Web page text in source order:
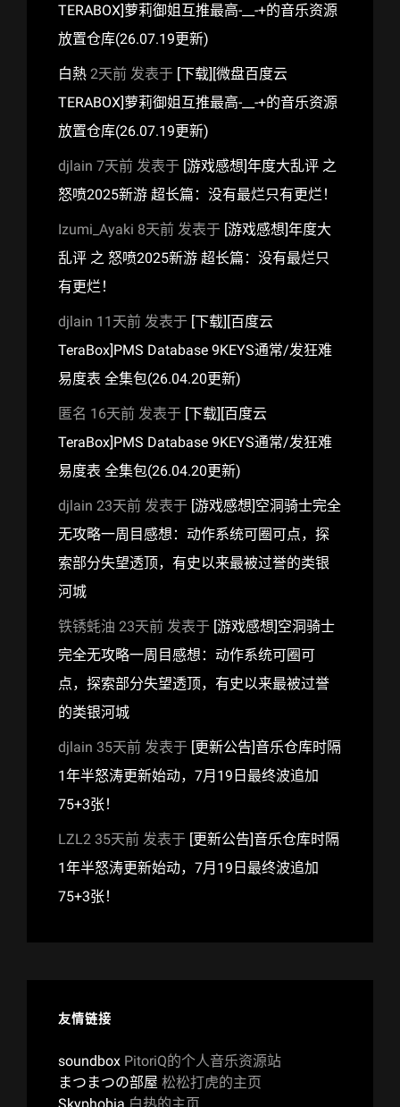
TERABOX]萝莉御姐互推最高-__-+的音乐资源
放置仓库(26.07.19更新)
白熱 2天前 发表于 [下载][微盘百度云
TERABOX]萝莉御姐互推最高-__-+的音乐资源
放置仓库(26.07.19更新)
djlain 7天前 发表于 [游戏感想]年度大乱评 之
怒喷2025新游 超长篇：没有最烂只有更烂！
Izumi_Ayaki 8天前 发表于 [游戏感想]年度大
乱评 之 怒喷2025新游 超长篇：没有最烂只
有更烂！
djlain 11天前 发表于 [下载][百度云
TeraBox]PMS Database 9KEYS通常/发狂难
易度表 全集包(26.04.20更新)
匿名 16天前 发表于 [下载][百度云
TeraBox]PMS Database 9KEYS通常/发狂难
易度表 全集包(26.04.20更新)
djlain 23天前 发表于 [游戏感想]空洞骑士完全
无攻略一周目感想：动作系统可圈可点，探
索部分失望透顶，有史以来最被过誉的类银
河城
铁锈蚝油 23天前 发表于 [游戏感想]空洞骑士
完全无攻略一周目感想：动作系统可圈可
点，探索部分失望透顶，有史以来最被过誉
的类银河城
djlain 35天前 发表于 [更新公告]音乐仓库时隔
1年半怒涛更新始动，7月19日最终波追加
75+3张！
LZL2 35天前 发表于 [更新公告]音乐仓库时隔
1年半怒涛更新始动，7月19日最终波追加
75+3张！
友情链接
soundbox PitoriQ的个人音乐资源站
まつまつの部屋 松松打虎的主页
Skyphobia 白热的主页